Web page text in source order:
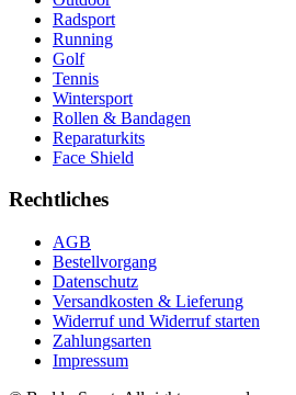
Radsport
Running
Golf
Tennis
Wintersport
Rollen & Bandagen
Reparaturkits
Face Shield
Rechtliches
AGB
Bestellvorgang
Datenschutz
Versandkosten & Lieferung
Widerruf und Widerruf starten
Zahlungsarten
Impressum